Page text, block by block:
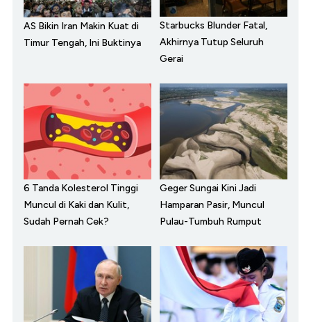
AS Bikin Iran Makin Kuat di
Timur Tengah, Ini Buktinya
Starbucks Blunder Fatal,
Akhirnya Tutup Seluruh
Gerai
6 Tanda Kolesterol Tinggi
Muncul di Kaki dan Kulit,
Sudah Pernah Cek?
Geger Sungai Kini Jadi
Hamparan Pasir, Muncul
Pulau-Tumbuh Rumput